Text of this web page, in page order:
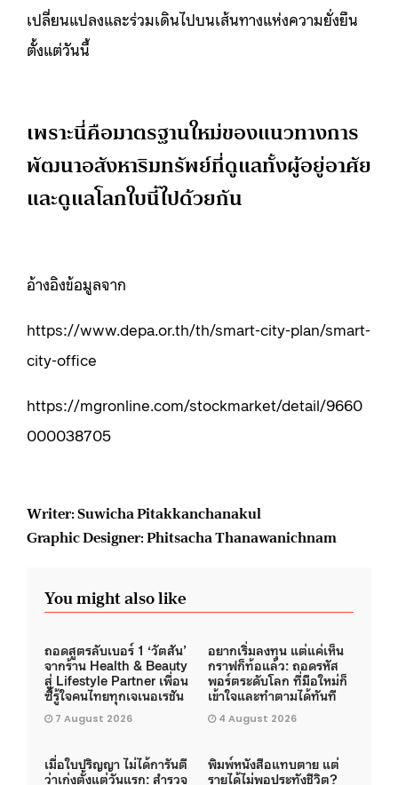
เปลี่ยนแปลงและร่วมเดินไปบนเส้นทางแห่งความยั่งยืน
ตั้งแต่วันนี้
เพราะนี่คือมาตรฐานใหม่ของแนวทางการ
พัฒนาอสังหาริมทรัพย์ที่ดูแลทั้งผู้อยู่อาศัย
และดูแลโลกใบนี้ไปด้วยกัน
อ้างอิงข้อมูลจาก
https://www.depa.or.th/th/smart-city-plan/smart-
city-office
https://mgronline.com/stockmarket/detail/9660
000038705
Writer: Suwicha Pitakkanchanakul
Graphic Designer: Phitsacha Thanawanichnam
You might also like
ถอดสูตรลับเบอร์ 1 ‘วัตสัน’
จากร้าน Health & Beauty
สู่ Lifestyle Partner เพื่อน
ซี้รู้ใจคนไทยทุกเจเนอเรชัน
7 August 2026
อยากเริ่มลงทุน แต่แค่เห็น
กราฟก็ท้อแล้ว: ถอดรหัส
พอร์ตระดับโลก ที่มือใหม่ก็
เข้าใจและทำตามได้ทันที
4 August 2026
เมื่อใบปริญญา ไม่ได้การันตี
ว่าเก่งตั้งแต่วันแรก: สำรวจ
พิมพ์หนังสือแทบตาย แต่
รายได้ไม่พอประทังชีวิต?